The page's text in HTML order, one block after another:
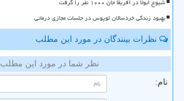
شیوع ابولا در آفریقا جان ۱۰۰۰ نفر را گرفت
بهبود زندگی خردسالان لوپوس در جلسات مجازی درمانی
نظرات بینندگان در مورد این مطلب
نظر شما در مورد این مطلب
نام: